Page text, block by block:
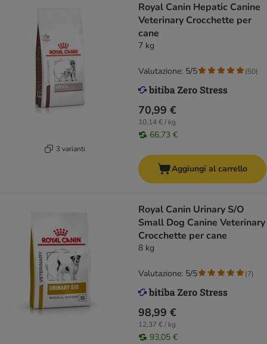
3 varianti
Royal Canin Hepatic Canine
Veterinary Crocchette per
cane
7 kg
70,99 €
10,14 € / kg
66,73 €
Valutazione: 5/5 (50)
Aggiungi al carrello
Royal Canin Urinary S/O
Small Dog Canine Veterinary
Crocchette per cane
8 kg
98,99 €
12,37 € / kg
93,05 €
Valutazione: 5/5 (7)